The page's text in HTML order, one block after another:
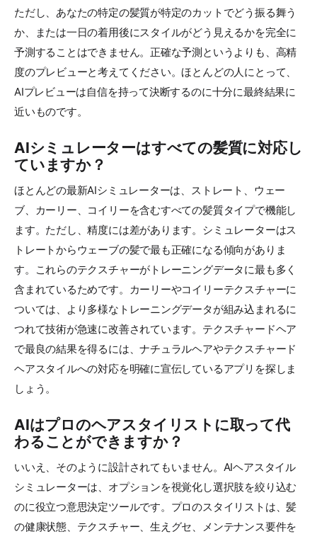
ただし、あなたの特定の髪質が特定のカットでどう振る舞う
か、または一日の着用後にスタイルがどう見えるかを完全に
予測することはできません。正確な予測というよりも、高精
度のプレビューと考えてください。ほとんどの人にとって、
AIプレビューは自信を持って決断するのに十分に最終結果に
近いものです。
AIシミュレーターはすべての髪質に対応し
ていますか？
ほとんどの最新AIシミュレーターは、ストレート、ウェー
ブ、カーリー、コイリーを含むすべての髪質タイプで機能し
ます。ただし、精度には差があります。シミュレーターはス
トレートからウェーブの髪で最も正確になる傾向がありま
す。これらのテクスチャーがトレーニングデータに最も多く
含まれているためです。カーリーやコイリーテクスチャーに
ついては、より多様なトレーニングデータが組み込まれるに
つれて技術が急速に改善されています。テクスチャードヘア
で最良の結果を得るには、ナチュラルヘアやテクスチャード
ヘアスタイルへの対応を明確に宣伝しているアプリを探しま
しょう。
AIはプロのヘアスタイリストに取って代
わることができますか？
いいえ、そのように設計されてもいません。AIヘアスタイル
シミュレーターは、オプションを視覚化し選択肢を絞り込む
のに役立つ意思決定ツールです。プロのスタイリストは、髪
の健康状態、テクスチャー、生えグセ、メンテナンス要件を